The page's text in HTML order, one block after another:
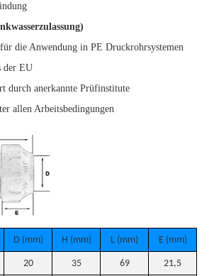
die Anwendung in PE Druckrohrsystemen
der EU
durch anerkannte Prüfinstitute
allen Arbeitsbedingungen
D (mm) H (mm) L (mm) E (mm)
20 35 69 21,5